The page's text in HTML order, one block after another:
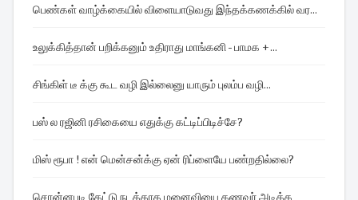
பெண்கள் வாழ்க்கையில் விளையாடுவது இந்தக்கணக்கில் வர...
உலுக்கித்தான் பறிக்கனும் உதிராது மாங்கனி - பாமக + ...
சிங்கிள் டீ க்கு கூட வழி இல்லைனு யாரும் புலம்ப வழி...
பஸ் ல ரஜினி ரசிகையை எதுக்கு கட்டிப்பிடிச்சே?
மிஸ் ரூபா ! என் மென்சன்க்கு ஏன் ரிப்ளையே பண்றதில்லை?
சொன்னபடி கேட்டு நடக்காத மனைவியை கணவர் அடிக்க